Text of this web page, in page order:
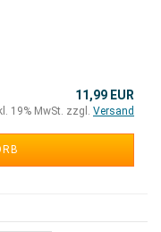
11,99 EUR
19% MwSt. zzgl. Versand